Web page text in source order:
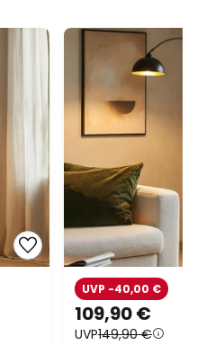
109,90 €
UVP149,90 €
UVP -40,00 €